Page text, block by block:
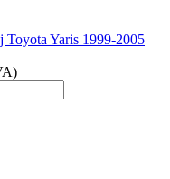
Toyota Yaris 1999-2005